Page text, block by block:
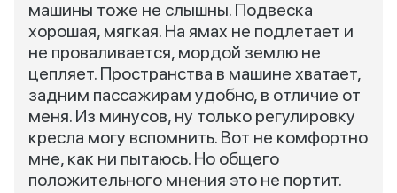
машины тоже не слышны. Подвеска
хорошая, мягкая. На ямах не подлетает и
не проваливается, мордой землю не
цепляет. Пространства в машине хватает,
задним пассажирам удобно, в отличие от
меня. Из минусов, ну только регулировку
кресла могу вспомнить. Вот не комфортно
мне, как ни пытаюсь. Но общего
положительного мнения это не портит.